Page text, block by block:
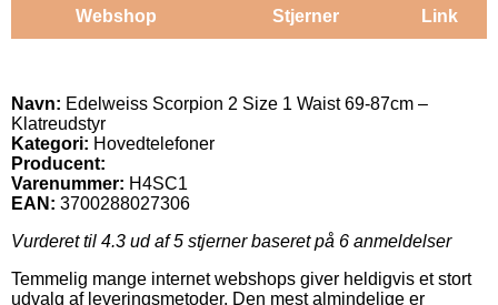
Webshop Stjerner Link
Navn: Edelweiss Scorpion 2 Size 1 Waist 69-87cm –
Klatreudstyr
Kategori: Hovedtelefoner
Producent:
Varenummer: H4SC1
EAN: 3700288027306
Vurderet til 4.3 ud af 5 stjerner baseret på 6 anmeldelser
Temmelig mange internet webshops giver heldigvis et stort
udvalg af leveringsmetoder. Den mest almindelige er